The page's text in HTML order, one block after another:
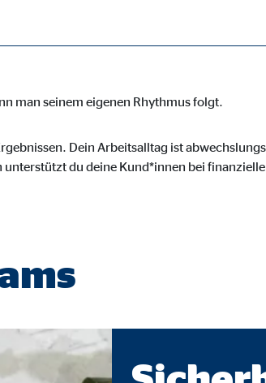
man seinem eigenen Rhythmus folgt.
Dein Arbeitsalltag ist
du deine Kund*innen bei
für die einwandfreie Funktion der Website